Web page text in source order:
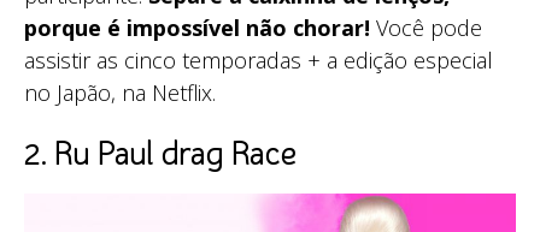
porque é impossível não chorar! Você pode
assistir as cinco temporadas + a edição especial
no Japão, na Netflix.
2. Ru Paul drag Race